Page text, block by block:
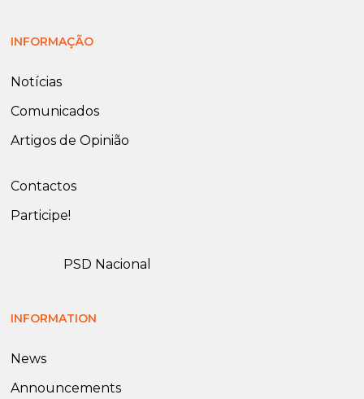
INFORMAÇÃO
Notícias
Comunicados
Artigos de Opinião
Contactos
Participe!
PSD Nacional
INFORMATION
News
Announcements